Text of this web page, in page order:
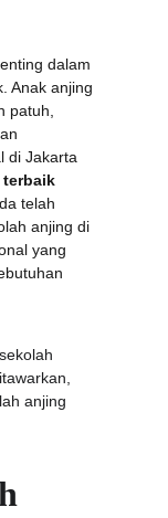
dalam
Anak anjing
patuh,
di Jakarta
telah
anjing di
yang
anjing